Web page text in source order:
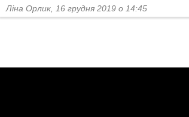
Ліна Орлик, 16 грудня 2019 о 14:45